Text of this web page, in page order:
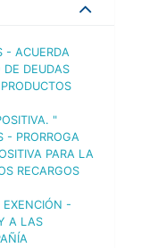
- ACUERDA
DE DEUDAS
"
PRORROGA
PARA LA
RECARGOS
-
A LAS